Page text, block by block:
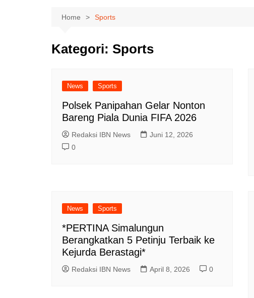
Home Sports
Kategori: Sports
News Sports
Polsek Panipahan Gelar Nonton
Bareng Piala Dunia FIFA 2026
Redaksi IBN News
Juni 12, 2026
0
News Sports
*PERTINA Simalungun
Berangkatkan 5 Petinju Terbaik ke
Kejurda Berastagi*
Redaksi IBN News April 8, 2026 0